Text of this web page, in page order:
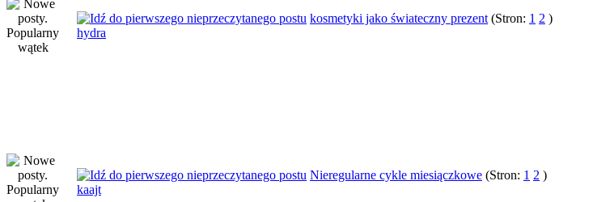
kosmetyki jako świateczny prezent (Stron: 1 2 )
hydra
Nieregularne cykle miesiączkowe (Stron: 1 2 )
kaajt